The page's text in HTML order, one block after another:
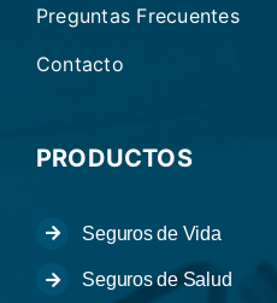
Preguntas Frecuentes
Contacto
PRODUCTOS
Seguros de Vida
Seguros de Salud